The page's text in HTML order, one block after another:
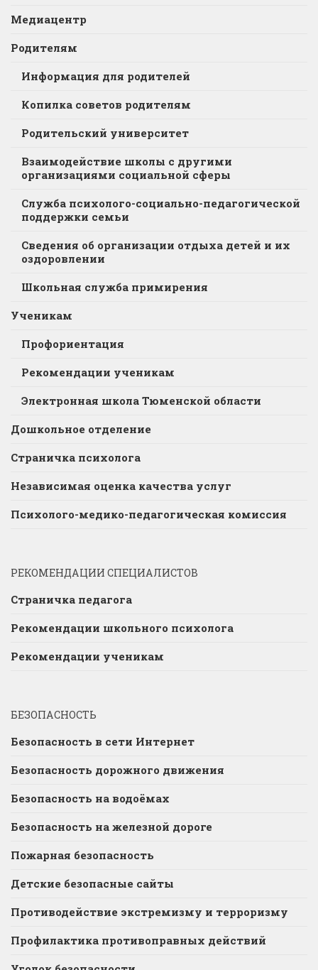
Медиацентр
Родителям
Информация для родителей
Копилка советов родителям
Родительский университет
Взаимодействие школы с другими
организациями социальной сферы
Служба психолого-социально-педагогической
поддержки семьи
Сведения об организации отдыха детей и их
оздоровлении
Школьная служба примирения
Ученикам
Профориентация
Рекомендации ученикам
Электронная школа Тюменской области
Дошкольное отделение
Страничка психолога
Независимая оценка качества услуг
Психолого-медико-педагогическая комиссия
РЕКОМЕНДАЦИИ СПЕЦИАЛИСТОВ
Страничка педагога
Рекомендации школьного психолога
Рекомендации ученикам
БЕЗОПАСНОСТЬ
Безопасность в сети Интернет
Безопасность дорожного движения
Безопасность на водоёмах
Безопасность на железной дороге
Пожарная безопасность
Детские безопасные сайты
Противодействие экстремизму и терроризму
Профилактика противоправных действий